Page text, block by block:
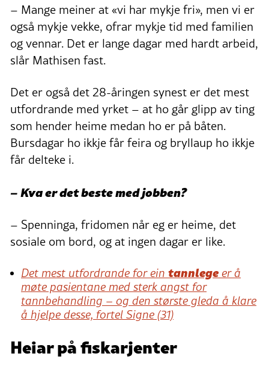
– Mange meiner at «vi har mykje fri», men vi er
også mykje vekke, ofrar mykje tid med familien
og vennar. Det er lange dagar med hardt arbeid,
slår Mathisen fast.
Det er også det 28-åringen synest er det mest
utfordrande med yrket – at ho går glipp av ting
som hender heime medan ho er på båten.
Bursdagar ho ikkje får feira og bryllaup ho ikkje
får delteke i.
– Kva er det beste med jobben?
– Spenninga, fridomen når eg er heime, det
sosiale om bord, og at ingen dagar er like.
Det mest utfordrande for ein tannlegeer å
møte pasientane med sterk angst for
tannbehandling – og den største gleda å klare
å hjelpe desse, fortel Signe (31)
Heiar på fiskarjenter